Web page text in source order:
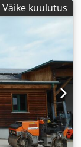
Väike kuulutus